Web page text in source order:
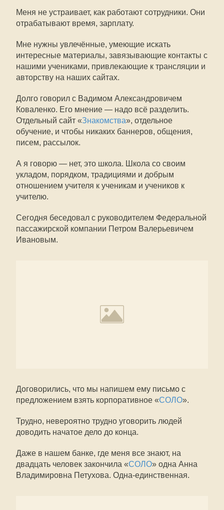
Меня не устраивает, как работают сотрудники. Они
отрабатывают время, зарплату.
Мне нужны увлечённые, умеющие искать
интересные материалы, завязывающие контакты с
нашими учениками, привлекающие к трансляции и
авторству на наших сайтах.
Долго говорил с Вадимом Александровичем
Коваленко. Его мнение — надо всё разделить.
Отдельный сайт «Знакомства», отдельное
обучение, и чтобы никаких баннеров, общения,
писем, рассылок.
А я говорю — нет, это школа. Школа со своим
укладом, порядком, традициями и добрым
отношением учителя к ученикам и учеников к
учителю.
Сегодня беседовал с руководителем Федеральной
пассажирской компании Петром Валерьевичем
Ивановым.
Договорились, что мы напишем ему письмо с
предложением взять корпоративное «СОЛО».
Трудно, невероятно трудно уговорить людей
доводить начатое дело до конца.
Даже в нашем банке, где меня все знают, на
двадцать человек закончила «СОЛО» одна Анна
Владимировна Петухова. Одна-единственная.